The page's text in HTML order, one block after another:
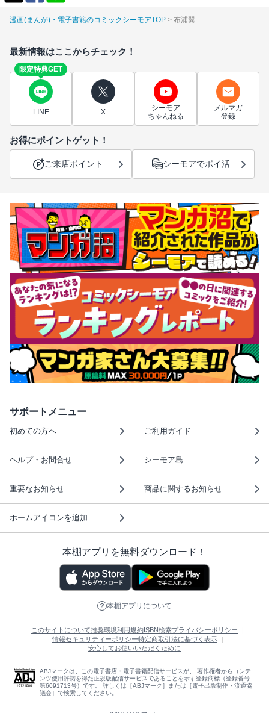
漫画(まんが)・電子書籍のコミックシーモアTOP 布浦翼
最新情報はここからチェック！
限定特典GET
LINE X
シーモア
ちゃんねる
メルマガ
登録
お得にポイントゲット！
ご来店ポイント シーモアでポイ活
サポートメニュー
初めての方へ ご利用ガイド
ヘルプ・お問合せ シーモア島
重要なお知らせ 商品に関するお知らせ
ホームアイコンを追加
本棚アプリを無料ダウンロード！
本棚アプリについて
このサイトについて推奨環境利用規約ISBN検索プライバシーポリシー
情報セキュリティーポリシー特定商取引法に基づく表示
安心してお使いいただくために
ABJマークは、この電子書店・電子書籍配信サービスが、 著作権者からコンテ
ンツ使用許諾を得た正規版配信サービスであることを示す登録商標（登録番号
第6091713号）です。 詳しくは［ABJマーク］または［電子出版制作・流通協
議会］で検索してください。